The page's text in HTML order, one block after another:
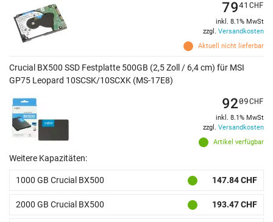
Aktuell nicht lieferbar
7941 CHF
inkl. 8.1% MwSt
zzgl. Versandkosten
Crucial BX500 SSD Festplatte 500GB (2,5 Zoll / 6,4 cm) für MSI
GP75 Leopard 10SCSK/10SCXK (MS-17E8)
Artikel verfügbar
9209CHF
inkl. 8.1% MwSt
zzgl. Versandkosten
Weitere Kapazitäten:
1000 GB Crucial BX500 147.84 CHF
2000 GB Crucial BX500 193.47 CHF